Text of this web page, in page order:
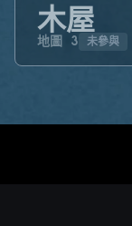
木屋
地圖 3 未參與